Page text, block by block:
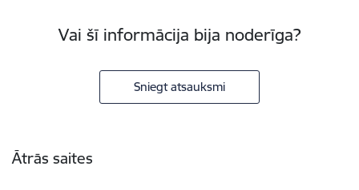
Vai šī informācija bija noderīga?
Sniegt atsauksmi
Ātrās saites